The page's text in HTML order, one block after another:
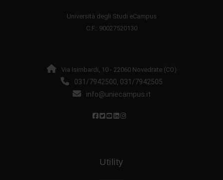
Università degli Studi eCampus
C.F.: 90027520130
Via Isimbardi, 10 - 22060 Novedrate (CO)
031/7942500, 031/7942505
info@uniecampus.it
Utility